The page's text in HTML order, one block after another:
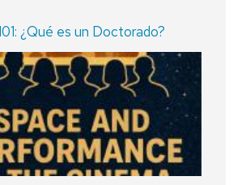
¿Qué es un Doctorado?